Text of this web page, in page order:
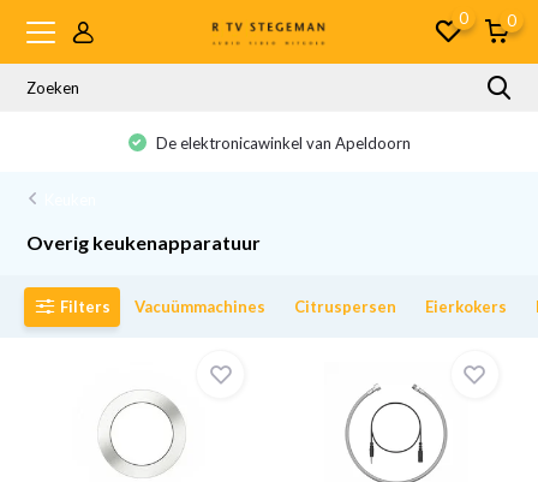
0 0
De elektronicawinkel van Apeldoorn
Overig keukenapparatuur
Filters Vacuümmachines Citruspersen Eierkokers